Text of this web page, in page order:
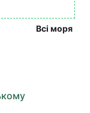
Всі моря